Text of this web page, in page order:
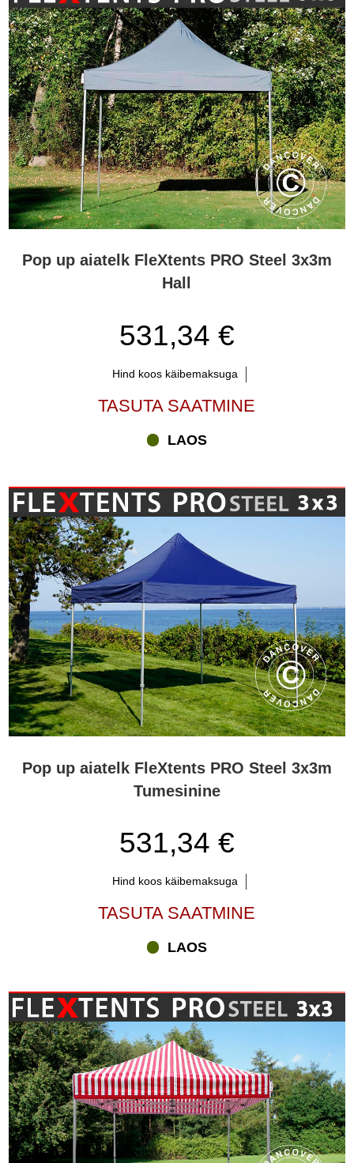
Pop up aiatelk FleXtents PRO Steel 3x3m
Hall
531,34 €
Hind koos käibemaksuga
TASUTA SAATMINE
LAOS
Pop up aiatelk FleXtents PRO Steel 3x3m
Tumesinine
531,34 €
Hind koos käibemaksuga
TASUTA SAATMINE
LAOS